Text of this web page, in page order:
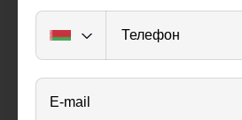
Телефон
E-mail